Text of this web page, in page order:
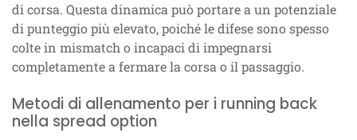
di corsa. Questa dinamica può portare a un potenziale
di punteggio più elevato, poiché le difese sono spesso
colte in mismatch o incapaci di impegnarsi
completamente a fermare la corsa o il passaggio.
Metodi di allenamento per i running back
nella spread option